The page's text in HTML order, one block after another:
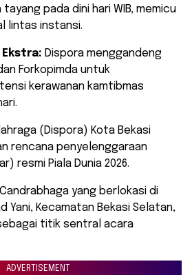
pada dini hari WIB, memicu
lintas instansi.
Ekstra: Dispora menggandeng
Forkopimda untuk
kerawanan kamtibmas
(Dispora) Kota Bekasi
rencana penyelenggaraan
resmi Piala Dunia 2026.
yang berlokasi di
Yani, Kecamatan Bekasi Selatan,
titik sentral acara
ADVERTISEMENT